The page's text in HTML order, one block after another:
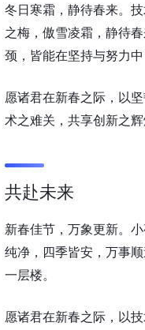
冬日寒霜，静待春来。
之梅，傲雪凌霜，静待
颈，皆能在坚持与努力中
愿诸君在新春之际，以
术之难关，共享创新之辉
共赴未来
新春佳节，万象更新。
纯净，四季皆安，万事
一层楼。
愿诸君在新春之际，以